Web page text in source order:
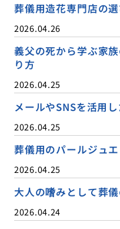
葬儀用造花専門店の
2026.04.26
義父の死から学ぶ家
り方
2026.04.25
メールやSNSを活用
2026.04.25
葬儀用のパールジュ
2026.04.25
大人の嗜みとして葬
2026.04.24